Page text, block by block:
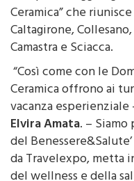
Ceramica” che
Caltagirone,
Camastra e Sciacca.
“Così come con le
Ceramica offrono ai
vacanza esperienziale
Elvira Amata. –
del
da Travelexpo,